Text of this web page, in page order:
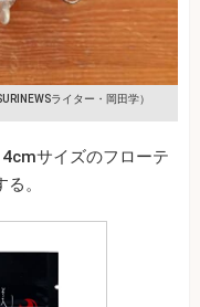
ライター・岡田学）
サイズのフローテ
。